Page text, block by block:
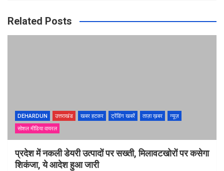
Related Posts
DEHARDUN उत्तराखंड खबर हटकर ट्रेंडिंग खबरें ताज़ा ख़बर
न्यूज़
सोशल मीडिया वायरल
प्रदेश में नकली डेयरी उत्पादों पर सख्ती, मिलावटखोरों पर कसेगा
शिकंजा, ये आदेश हुआ जारी